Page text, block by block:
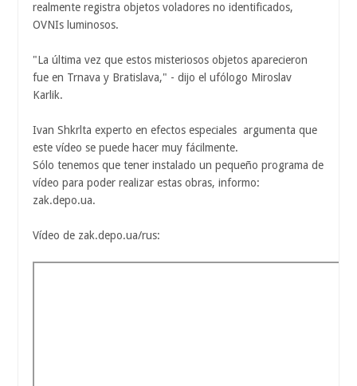
realmente registra objetos voladores no identificados,
OVNIs luminosos.
"La última vez que estos misteriosos objetos aparecieron
fue en Trnava y Bratislava," - dijo el ufólogo Miroslav
Karlik.
Ivan Shkrlta experto en efectos especiales argumenta que
este vídeo se puede hacer muy fácilmente.
Sólo tenemos que tener instalado un pequeño programa de
vídeo para poder realizar estas obras, informo:
zak.depo.ua.
Vídeo de zak.depo.ua/rus: